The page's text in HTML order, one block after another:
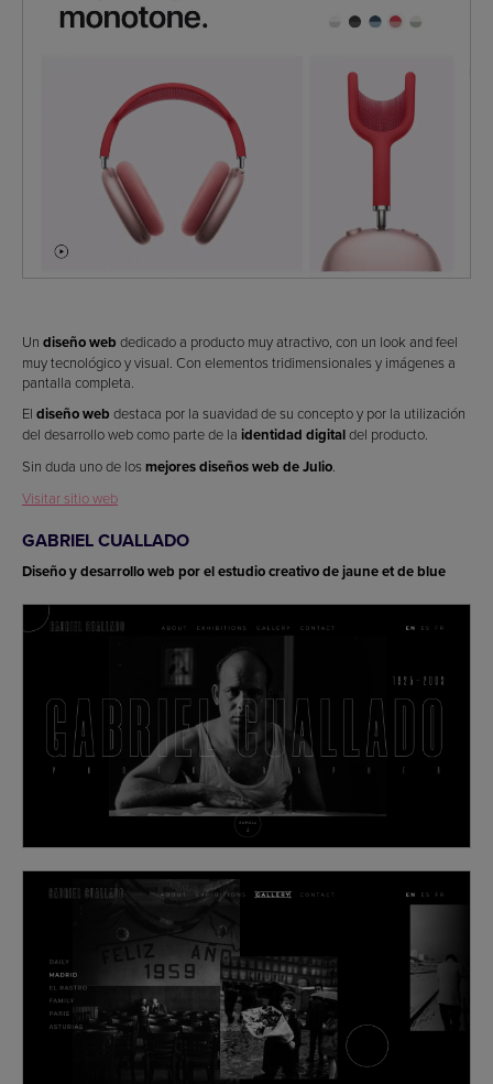
Un diseño web dedicado a producto muy atractivo, con un look and feel
muy tecnológico y visual. Con elementos tridimensionales y imágenes a
pantalla completa.
El diseño web destaca por la suavidad de su concepto y por la utilización
del desarrollo web como parte de la identidad digitaldel producto.
Sin duda uno de los mejores diseños web de Julio.
Visitar sitio web
GABRIEL CUALLADO
Diseño y desarrollo web por el estudio creativo de jaune et de blue